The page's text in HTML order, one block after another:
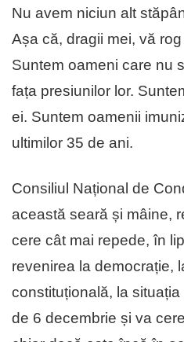
Nu avem niciun alt
Așa că, dragii mei, vă
Suntem oameni care nu
fața presiunilor lor.
ei. Suntem oamenii
ultimilor 35 de ani.
Consiliul Național de
această seară și mâine,
cere cât mai repede, în
revenirea la democrație,
constituțională, la
de 6 decembrie și va